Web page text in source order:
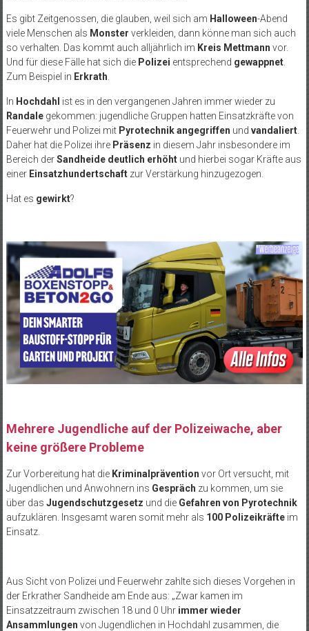
Es gibt Zeitgenossen, die glauben, weil sich am Halloween-Abend
viele Menschen als Monster verkleiden, dann könne man sich auch
so verhalten. Das kommt auch alljährlich im Kreis Mettmann vor.
Und für diese Fälle hat sich die Polizei entsprechend gewappnet.
Zum Beispiel in Erkrath
In Hochdahl ist es in den vergangenen Jahren immer wieder zu
Randalegekommen: jugendliche Gruppen hatten Einsatzkräfte von
Feuerwehr und Polizei mit Pyrotechnik angegriffen und vandaliert.
Daher hat die Polizei ihre Präsenz in diesem Jahr insbesondere im
Bereich derSandheide deutlich erhöhtund hierbei sogar Kräfte aus
einer Einsatzhundertschaftzur Verstärkung hinzugezogen.
Hat es gewirkt?
Mehrere Jugendliche auf der Polizeiwache, aber
keine größere Probleme
Zur Vorbereitung hat die Kriminalprävention vor Ort versucht, mit
Jugendlichen und Anwohnern ins Gespräch zu kommen, um sie
über das Jugendschutzgesetz und die Gefahren von Pyrotechnik
aufzuklären. Insgesamt waren somit mehr als 100 Polizeikräfteim
Einsatz.
Aus Sicht von Polizei und Feuerwehr zahlte sich dieses Vorgehen in
der Erkrather Sandheide am Ende aus: „Zwar kamen im
Einsatzzeitraum zwischen 18 und 0 Uhr immer wieder
Ansammlungen von Jugendlichen in Hochdahl zusammen, die